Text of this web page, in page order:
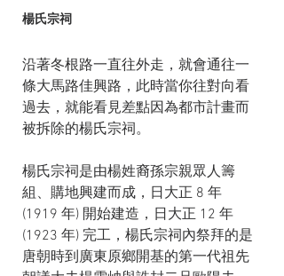
楊氏宗祠
沿著冬根路一直往外走，就會通往一
條大馬路佳興路，此時當你往對向看
過去，就能看見差點因為都市計畫而
被拆除的楊氏宗祠。
楊氏宗祠是由楊姓裔孫宗親眾人籌
組、購地興建而成，日大正 8 年
(1919 年) 開始建造，日大正 12 年
(1923 年) 完工，楊氏宗祠內祭拜的是
唐朝時到廣東原鄉開基的第一代祖先